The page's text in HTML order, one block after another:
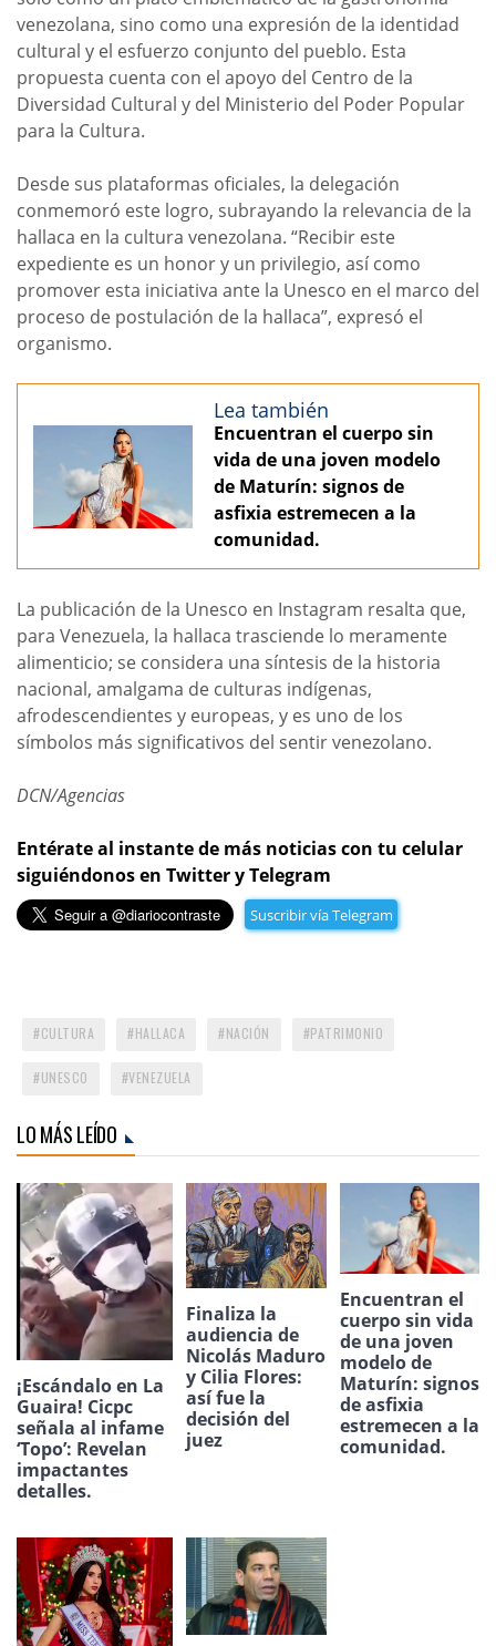
venezolana, sino como una expresión de la identidad
cultural y el esfuerzo conjunto del pueblo. Esta
propuesta cuenta con el apoyo del Centro de la
Diversidad Cultural y del Ministerio del Poder Popular
para la Cultura.
Desde sus plataformas oficiales, la delegación
conmemoró este logro, subrayando la relevancia de la
hallaca en la cultura venezolana. “Recibir este
expediente es un honor y un privilegio, así como
promover esta iniciativa ante la Unesco en el marco del
proceso de postulación de la hallaca”, expresó el
organismo.
Lea también
Encuentran el cuerpo sin
vida de una joven modelo
de Maturín: signos de
asfixia estremecen a la
comunidad.
La publicación de la Unesco en Instagram resalta que,
para Venezuela, la hallaca trasciende lo meramente
alimenticio; se considera una síntesis de la historia
nacional, amalgama de culturas indígenas,
afrodescendientes y europeas, y es uno de los
símbolos más significativos del sentir venezolano.
DCN/Agencias
Entérate al instante de más noticias con tu celular
siguiéndonos en Twitter y Telegram
Suscribir vía Telegram
CULTURA HALLACA NACIÓN PATRIMONIO
UNESCO VENEZUELA
LO MÁS LEÍDO
¡Escándalo en La
Guaira! Cicpc
señala al infame
‘Topo’: Revelan
impactantes
detalles.
Finaliza la
audiencia de
Nicolás Maduro
y Cilia Flores:
así fue la
decisión del
juez
Encuentran el
cuerpo sin vida
de una joven
modelo de
Maturín: signos
de asfixia
estremecen a la
comunidad.